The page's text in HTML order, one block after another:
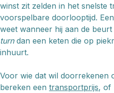
winst zit zelden in het snelste
voorspelbare doorlooptijd.
weet wanneer hij aan de
turndan een keten die op
inhuurt.
Voor wie dat wil doorrekenen
bereken een transportprijs, of